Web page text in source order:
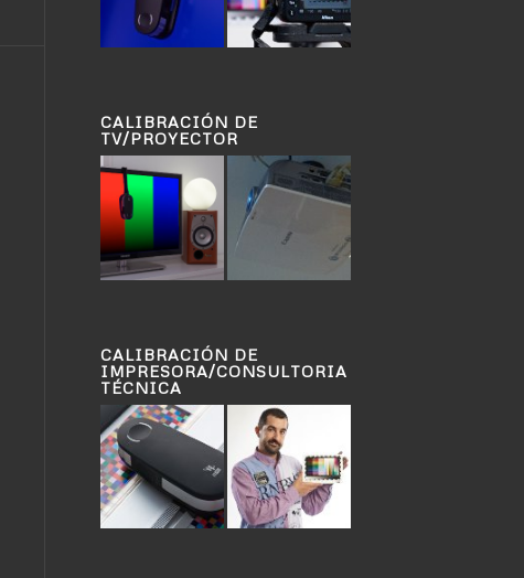
CALIBRACIÓN DE
TV/PROYECTOR
CALIBRACIÓN DE
IMPRESORA/CONSULTORIA
TÉCNICA